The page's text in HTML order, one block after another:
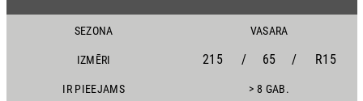
SEZONA VASARA
IZMĒRI 215 / 65 / R15
IR PIEEJAMS > 8 GAB.